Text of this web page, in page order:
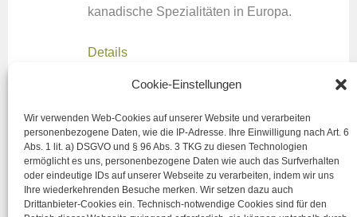
Cookie-Einstellungen
Wir verwenden Web-Cookies auf unserer Website und verarbeiten
personenbezogene Daten, wie die IP-Adresse. Ihre Einwilligung nach Art. 6
Abs. 1 lit. a) DSGVO und § 96 Abs. 3 TKG zu diesen Technologien
ermöglicht es uns, personenbezogene Daten wie auch das Surfverhalten
oder eindeutige IDs auf unserer Webseite zu verarbeiten, indem wir uns
Ihre wiederkehrenden Besuche merken. Wir setzen dazu auch
Drittanbieter-Cookies ein. Technisch-notwendige Cookies sind für den
kanadische Spezialitäten in Europa.
Details
Share your Love